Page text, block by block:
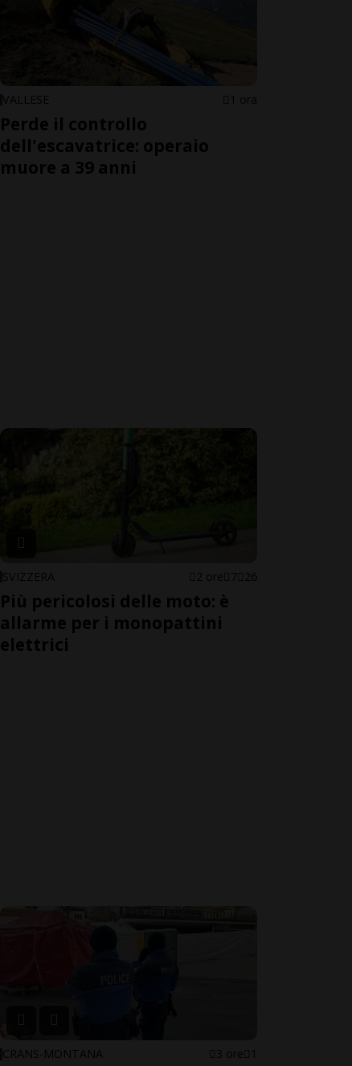
VALLESE 1 ora
Perde il controllo
dell'escavatrice: operaio
muore a 39 anni
SVIZZERA 2 ore 7 26
Più pericolosi delle moto: è
allarme per i monopattini
elettrici
CRANS-MONTANA 3 ore 1